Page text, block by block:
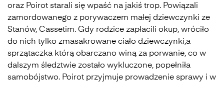
oraz Poirot starali się wpaść na jakiś trop. Powiązali
zamordowanego z porywaczem małej dziewczynki ze
Stanów, Cassetim. Gdy rodzice zapłacili okup, wróciło
do nich tylko zmasakrowane ciało dziewczynki,a
sprzątaczka którą obarczano winą za porwanie, co w
dalszym śledztwie zostało wykluczone, popełniła
samobójstwo. Poirot przyjmuje prowadzenie sprawy i w